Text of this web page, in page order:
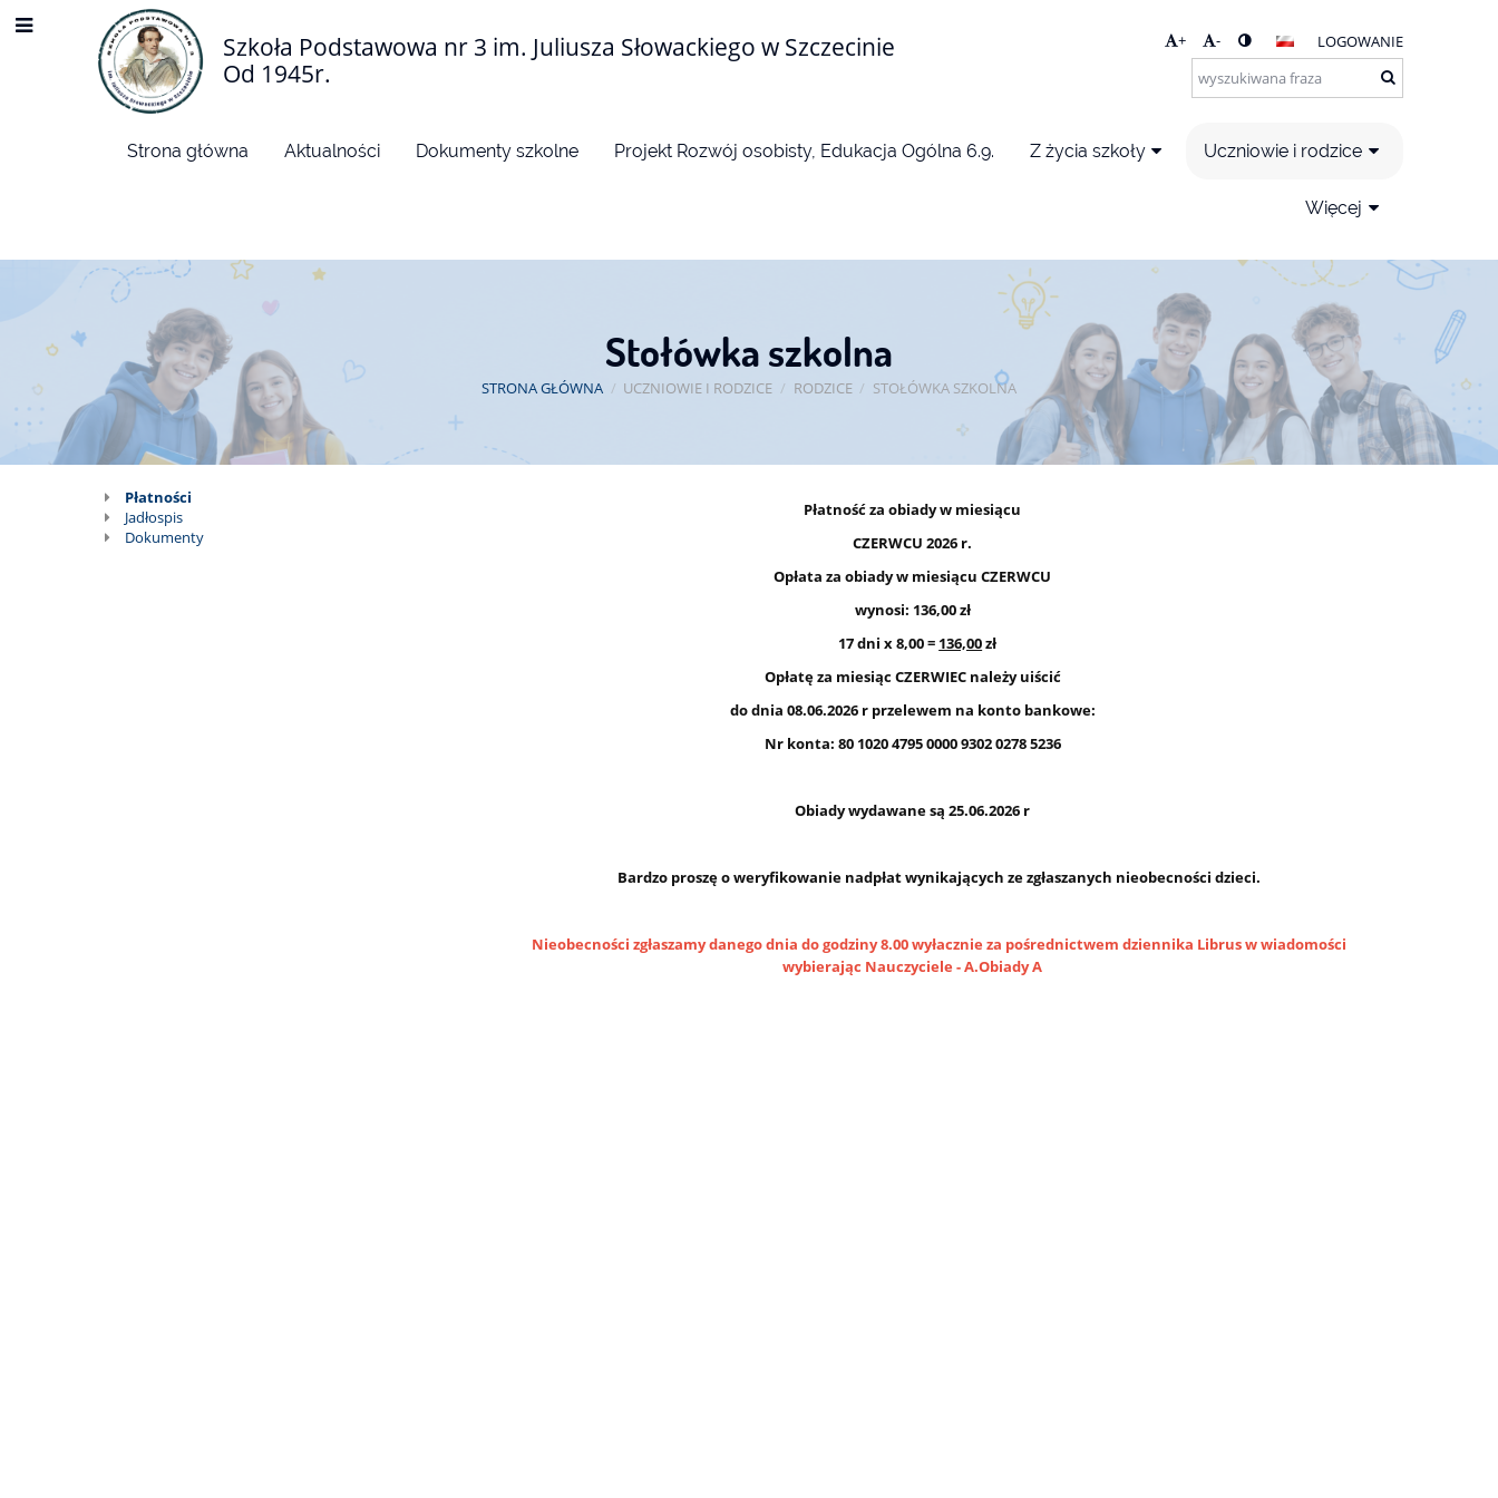
Szkoła Podstawowa nr 3 im. Juliusza Słowackiego w Szczecinie
Od 1945r.
+ - LOGOWANIE
Strona główna Aktualności Dokumenty szkolne Projekt Rozwój osobisty, Edukacja Ogólna 6.9. Z życia szkoły Uczniowie i rodzice
Więcej
Stołówka szkolna
STRONA GŁÓWNA / UCZNIOWIE I RODZICE / RODZICE / STOŁÓWKA SZKOLNA
Stołówka
Płatności
Jadłospis
Dokumenty
Płatność za obiady w miesiącu
CZERWCU 2026 r.
Opłata za obiady w miesiącu CZERWCU
wynosi: 136,00 zł
17 dni x 8,00 = 136,00zł
Opłatę za miesiącCZERWIECnależy uiścić
do dnia 08.06.2026 rprzelewem na konto bankowe:
Nr konta: 80 1020 4795 0000 9302 0278 5236
Obiady wydawane są 25.06.2026 r
Bardzo proszę o weryfikowanie nadpłat wynikających ze zgłaszanych nieobecności dzieci.
Nieobecności zgłaszamy danego dnia do godziny 8.00 wyłacznie za pośrednictwem dziennika Librus w wiadomości
wybierając Nauczyciele - A.Obiady A